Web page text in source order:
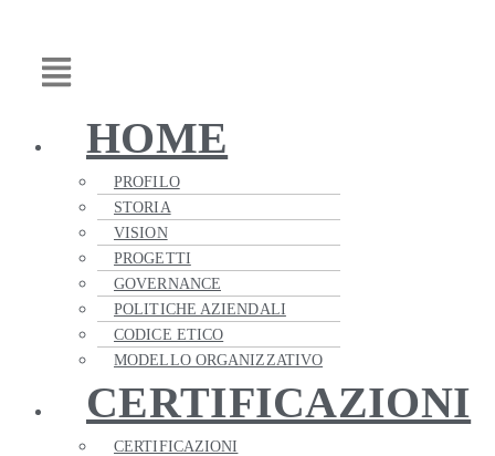
contenuto
HOME
PROFILO
STORIA
VISION
PROGETTI
GOVERNANCE
POLITICHE AZIENDALI
CODICE ETICO
MODELLO ORGANIZZATIVO
CERTIFICAZIONI
CERTIFICAZIONI